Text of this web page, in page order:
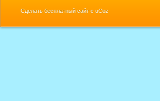
Сделать бесплатный сайт с uCoz